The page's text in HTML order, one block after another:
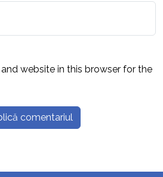
website in this browser for the